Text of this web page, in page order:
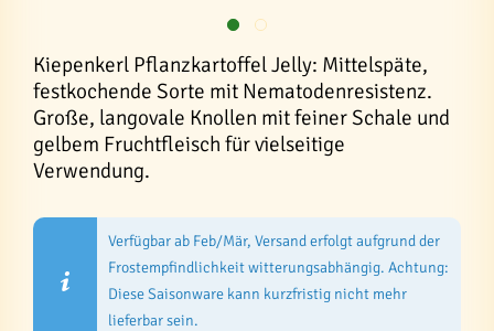
Kiepenkerl Pflanzkartoffel Jelly: Mittelspäte,
festkochende Sorte mit Nematodenresistenz.
Große, langovale Knollen mit feiner Schale und
gelbem Fruchtfleisch für vielseitige
Verwendung.
Verfügbar ab Feb/Mär, Versand erfolgt aufgrund der
Frostempfindlichkeit witterungsabhängig. Achtung:
Diese Saisonware kann kurzfristig nicht mehr
lieferbar sein.